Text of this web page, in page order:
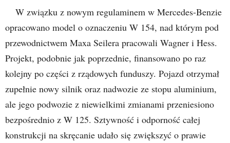
W związku z nowym regulaminem w Mercedes-Benzie
opracowano model o oznaczeniu W 154, nad którym pod
przewodnictwem Maxa Seilera pracowali Wagner i Hess.
Projekt, podobnie jak poprzednie, finansowano po raz
kolejny po części z rządowych funduszy. Pojazd otrzymał
zupełnie nowy silnik oraz nadwozie ze stopu aluminium,
ale jego podwozie z niewielkimi zmianami przeniesiono
bezpośrednio z W 125. Sztywność i odporność całej
konstrukcji na skręcanie udało się zwiększyć o prawie